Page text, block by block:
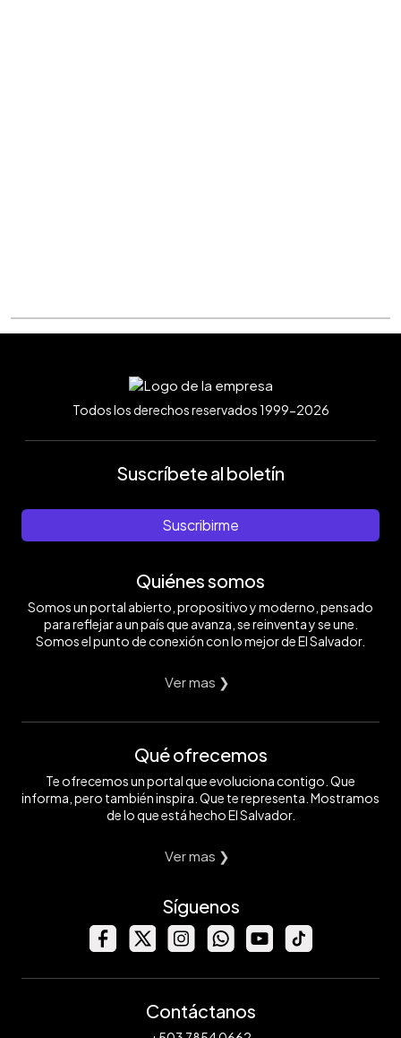
Todos los derechos reservados 1999-2026
Suscríbete al boletín
Suscribirme
Quiénes somos
Somos un portal abierto, propositivo y moderno, pensado
para reflejar a un país que avanza, se reinventa y se une.
Somos el punto de conexión con lo mejor de El Salvador.
Ver mas ❯
Qué ofrecemos
Te ofrecemos un portal que evoluciona contigo. Que
informa, pero también inspira. Que te representa. Mostramos
de lo que está hecho El Salvador.
Ver mas ❯
Síguenos
Contáctanos